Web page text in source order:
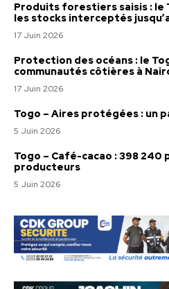
Produits forestiers saisis : le
les stocks interceptés
17 Juin 2026
Protection des océans : le
communautés côtières à
17 Juin 2026
Togo – Aires protégées : un
5 Juin 2026
Togo – Café-cacao : 398
producteurs
5 Juin 2026